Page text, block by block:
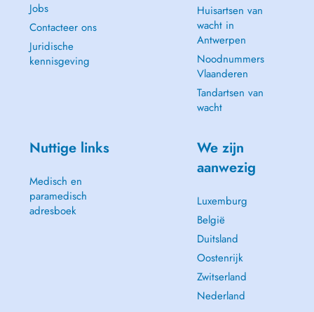
Jobs
Contacteer ons
Juridische
kennisgeving
Huisartsen van
wacht in
Antwerpen
Noodnummers
Vlaanderen
Tandartsen van
wacht
Nuttige links
Medisch en
paramedisch
adresboek
We zijn
aanwezig
Luxemburg
België
Duitsland
Oostenrijk
Zwitserland
Nederland